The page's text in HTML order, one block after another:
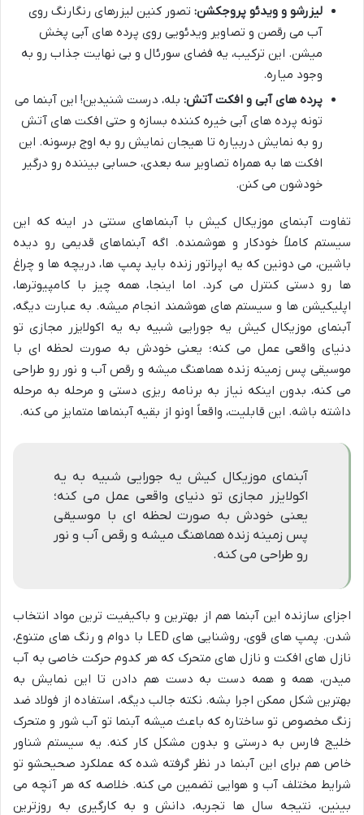
لیزرشو و ویدئو پروجکشن: تصور کنین لیزرهای رنگارنگ روی
آب می رقصن و تصاویر ویدئویی روی پرده های آبی پخش
میشن. این ترکیب، یه فضای سورئال و بی نهایت جذاب رو به
وجود میاره.
پرده های آبی و افکت آتش: بله، درست شنیدین! این آبنما می
تونه پرده های آبی خیره کننده بسازه و حتی افکت های آتش
رو به نمایش دربیاره تا هیجان نمایش رو به اوج برسونه. این
افکت ها به همراه تصاویر سه بعدی، حسابی بیننده رو درگیر
خودشون می کنن.
تفاوت آبنمای موزیکال کیش با آبنماهای سنتی در اینه که این
سیستم کاملاً خودکار و هوشمنده. اگه آبنماهای قدیمی رو دیده
باشین، می دونین که یه اپراتور زنده باید پمپ ها، دریچه ها و چراغ
ها رو دستی کنترل می کرد. اما اینجا، همه چیز با کامپیوترها،
اپلیکیشن ها و سیستم های هوشمند انجام میشه. به عبارت دیگه،
آبنمای موزیکال کیش یه جورایی شبیه به یه اکولایزر مجازی تو
دنیای واقعی عمل می کنه؛ یعنی خودش به صورت لحظه ای با
موسیقی پس زمینه زنده هماهنگ میشه و رقص آب و نور رو طراحی
می کنه، بدون اینکه نیاز به برنامه ریزی دستی و مرحله به مرحله
داشته باشه. این قابلیت، واقعاً اونو از بقیه آبنماها متمایز می کنه.
آبنمای موزیکال کیش یه جورایی شبیه به یه
اکولایزر مجازی تو دنیای واقعی عمل می کنه؛
یعنی خودش به صورت لحظه ای با موسیقی
پس زمینه زنده هماهنگ میشه و رقص آب و نور
رو طراحی می کنه.
اجزای سازنده این آبنما هم از بهترین و باکیفیت ترین مواد انتخاب
شدن. پمپ های قوی، روشنایی های LED با دوام و رنگ های متنوع،
نازل های افکت و نازل های متحرک که هر کدوم حرکت خاصی به آب
میدن، همه و همه دست به دست هم دادن تا این نمایش به
بهترین شکل ممکن اجرا بشه. نکته جالب دیگه، استفاده از فولاد ضد
زنگ مخصوص تو ساختاره که باعث میشه آبنما تو آب شور و متحرک
خلیج فارس به درستی و بدون مشکل کار کنه. یه سیستم شناور
خاص هم برای این آبنما در نظر گرفته شده که عملکرد صحیحشو تو
شرایط مختلف آب و هوایی تضمین می کنه. خلاصه که هر آنچه می
بینین، نتیجه سال ها تجربه، دانش و به کارگیری به روزترین